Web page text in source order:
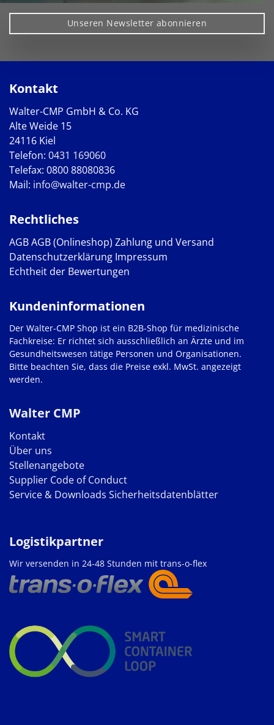
Unseren Newsletter abonnieren
Kontakt
Walter-CMP GmbH & Co. KG
Alte Weide 15
24116 Kiel
Telefon: 0431 169060
Telefax: 0800 88080836
Mail: info@walter-cmp.de
Rechtliches
AGBAGB (Onlineshop) Zahlung und Versand
Datenschutzerklärung Impressum
Echtheit der Bewertungen
Walter CMP
Kontakt
Über uns
Stellenangebote
Supplier Code of Conduct
Service & Downloads Sicherheitsdatenblätter
Kundeninformationen
Der Walter-CMP Shop ist ein B2B-Shop für medizinische
Fachkreise: Er richtet sich ausschließlich an Ärzte und im
Gesundheitswesen tätige Personen und Organisationen.
Bitte beachten Sie, dass die Preise exkl. MwSt. angezeigt
werden.
Logistikpartner
Wir versenden in 24-48 Stunden mit trans-o-flex